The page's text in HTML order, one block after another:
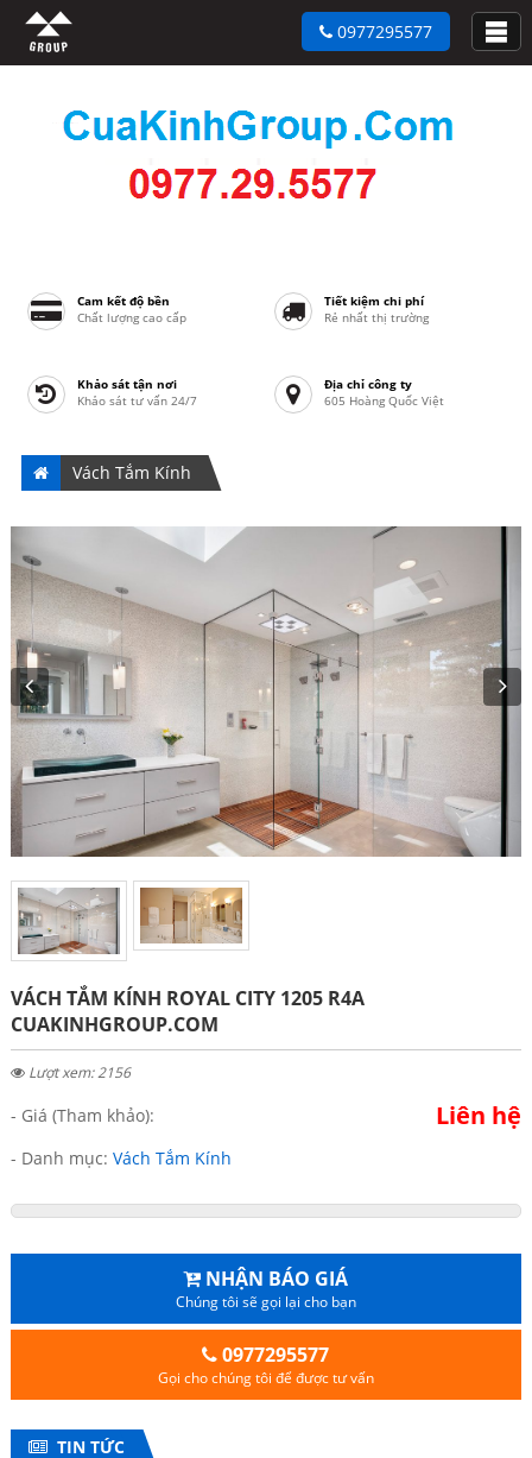
Cam kết độ bền
Chất lượng cao cấp
Tiết kiệm chi phí
Rẻ nhất thị trường
Khảo sát tận nơi
Khảo sát tư vấn 24/7
Địa chỉ công ty
605 Hoàng Quốc Việt
0977295577
Vách Tắm Kính
VÁCH TẮM KÍNH ROYAL CITY 1205 R4A
CUAKINHGROUP.COM
Lượt xem: 2156
- Giá (Tham khảo): Liên hệ
- Danh mục: Vách Tắm Kính
NHẬN BÁO GIÁ
Chúng tôi sẽ gọi lại cho bạn
0977295577
Gọi cho chúng tôi để được tư vấn
TIN TỨC